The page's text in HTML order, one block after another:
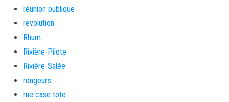
réunion publique
revolution
Rhum
Rivière-Pilote
Rivière-Salée
rongeurs
rue case toto